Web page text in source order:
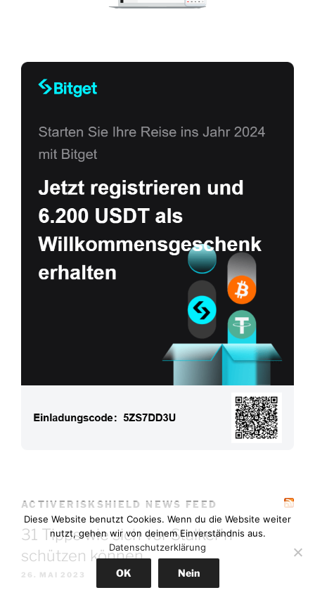
ACTIVERISKSHIELD NEWS FEED
31 Tipps wie sich vor Stalker’n
schützen können
26. MAI 2023
Diese Website benutzt Cookies. Wenn du die Website weiter
nutzt, gehen wir von deinem Einverständnis aus.
Datenschutzerklärung
OK Nein